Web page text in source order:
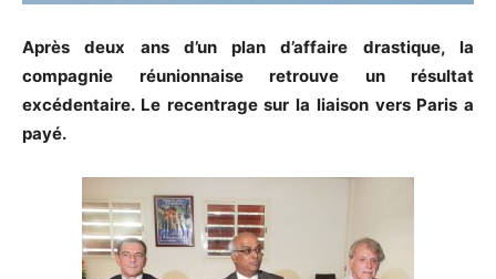
Après deux ans d’un plan d’affaire drastique, la
compagnie réunionnaise retrouve un résultat
excédentaire. Le recentrage sur la liaison vers Paris a
payé.